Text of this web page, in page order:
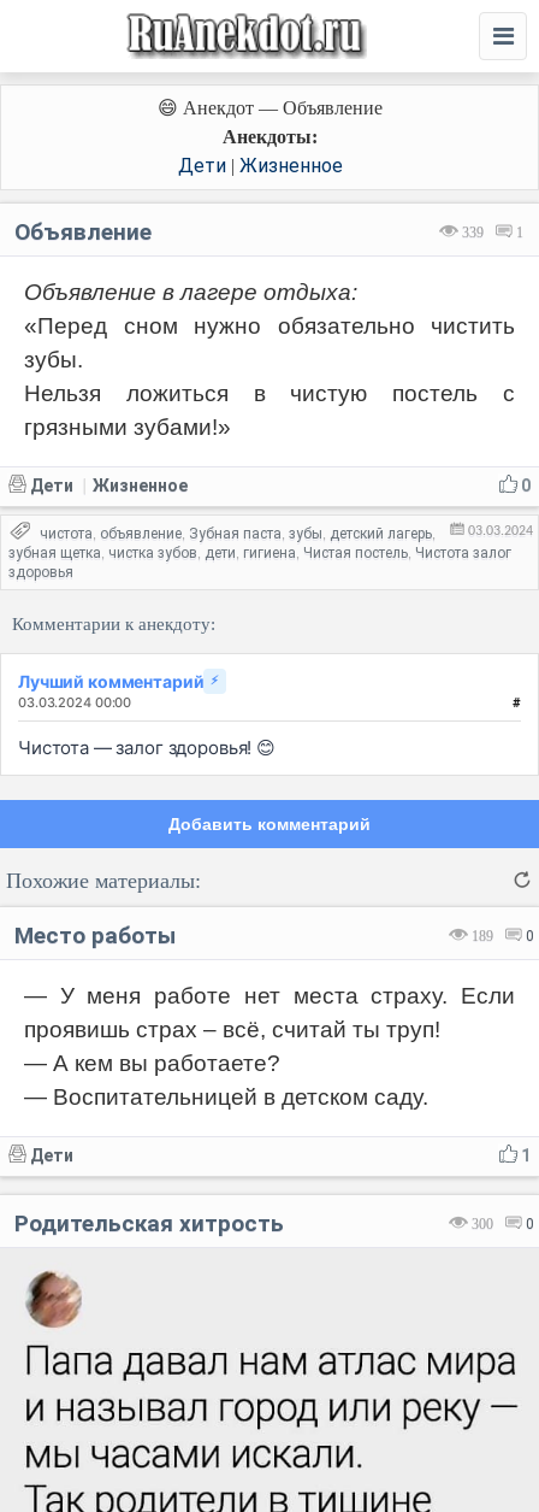
😄 Анекдот — Объявление
Анекдоты:
Дети | Жизненное
339 1
Объявление
Объявление в лагере отдыха:
«Перед сном нужно обязательно чистить
зубы.
Нельзя ложиться в чистую постель с
грязными зубами!»
0
Дети Жизненное
03.03.2024
чистота, объявление, Зубная паста, зубы, детский лагерь,
зубная щетка, чистка зубов, дети, гигиена, Чистая постель, Чистота залог
здоровья
Комментарии к анекдоту:
Лучший комментарий ⚡
03.03.2024 00:00 #
Чистота — залог здоровья! 😊
Добавить комментарий
Код: Отмена
Похожие материалы:
189 0
Место работы
— У меня работе нет места страху. Если
проявишь страх – всё, считай ты труп!
— А кем вы работаете?
— Воспитательницей в детском саду.
1
Дети
300 0
Родительская хитрость